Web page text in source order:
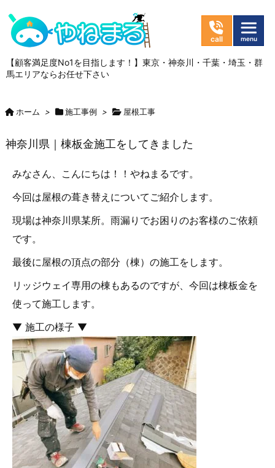
【顧客満足度No1を目指します！】東京・神奈川・千葉・埼玉・群
馬エリアならお任せ下さい
ホーム > 施工事例 > 屋根工事
神奈川県｜棟板金施工をしてきました
みなさん、こんにちは！！やねまるです。
今回は屋根の葺き替えについてご紹介します。
現場は神奈川県某所。雨漏りでお困りのお客様のご依頼
です。
最後に屋根の頂点の部分（棟）の施工をします。
リッジウェイ専用の棟もあるのですが、今回は棟板金を
使って施工します。
▼ 施工の様子 ▼